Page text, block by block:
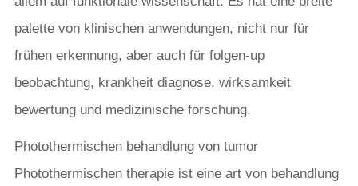
palette von klinischen anwendungen, nicht nur für
frühen erkennung, aber auch für folgen-up
beobachtung, krankheit diagnose, wirksamkeit
bewertung und medizinische forschung.
Photothermischen behandlung von tumor
Photothermischen therapie ist eine art von behandlung